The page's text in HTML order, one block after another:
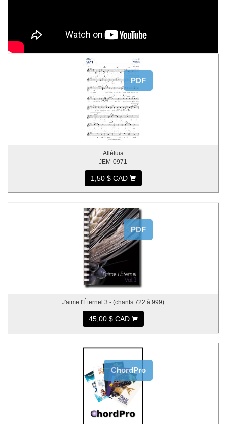
PDF
Alléluia
JEM-0971
1,50 $ CAD
PDF
J'aime l'Éternel 3 - (chants 722 à 999)
45,00 $ CAD
ChordPro